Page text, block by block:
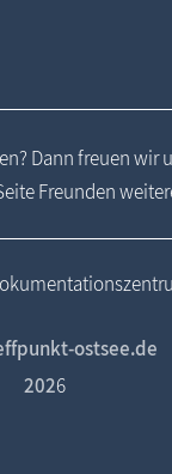
Dann freuen wir
Freunden
ostsee.de
2026